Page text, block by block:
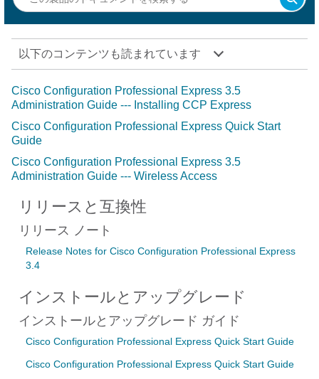
以下のコンテンツも読まれています
Cisco Configuration Professional Express 3.5
Administration Guide --- Installing CCP Express
Cisco Configuration Professional Express Quick Start
Guide
Cisco Configuration Professional Express 3.5
Administration Guide --- Wireless Access
リリースと互換性
リリース ノート
Release Notes for Cisco Configuration Professional Express
3.4
インストールとアップグレード
インストールとアップグレード ガイド
Cisco Configuration Professional Express Quick Start Guide
Cisco Configuration Professional Express Quick Start Guide